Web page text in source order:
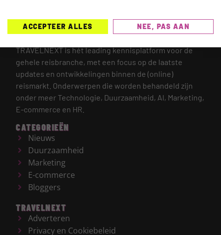
TRAVELNEXT is hét leading kennisplatform voor de
gehele reisbranche, met een focus op de laatste
updates en ontwikkelingen binnen de (online)
reismarkt. Onderwerpen die worden behandeld zijn
onder meer Technologie, Duurzaamheid, AI, Marketing,
E-commerce en HR.
CATEGORIEËN
Nieuws
Duurzaamheid
Marketing
E-commerce
Bloggers
TRAVELNEXT
Adverteren
Privacy en Cookiebeleid
ACCEPTEER ALLES NEE, PAS AAN